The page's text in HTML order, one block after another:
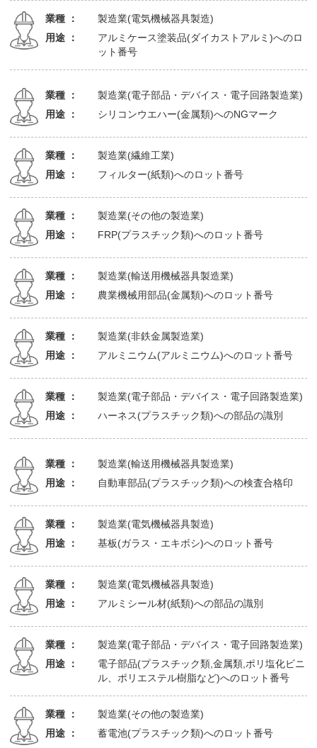
業種 ：
製造業(電気機械器具製造)
用途 ：
アルミケース塗装品(ダイカストアルミ)へのロ
ット番号
業種 ：
製造業(電子部品・デバイス・電子回路製造業)
用途 ：
シリコンウエハー(金属類)へのNGマーク
業種 ：
製造業(繊維工業)
用途 ：
フィルター(紙類)へのロット番号
業種 ：
製造業(その他の製造業)
用途 ：
FRP(プラスチック類)へのロット番号
業種 ：
製造業(輸送用機械器具製造業)
用途 ：
農業機械用部品(金属類)へのロット番号
業種 ：
製造業(非鉄金属製造業)
用途 ：
アルミニウム(アルミニウム)へのロット番号
業種 ：
製造業(電子部品・デバイス・電子回路製造業)
用途 ：
ハーネス(プラスチック類)への部品の識別
業種 ：
製造業(輸送用機械器具製造業)
用途 ：
自動車部品(プラスチック類)への検査合格印
業種 ：
製造業(電気機械器具製造)
用途 ：
基板(ガラス・エキボシ)へのロット番号
業種 ：
製造業(電気機械器具製造)
用途 ：
アルミシール材(紙類)への部品の識別
業種 ：
製造業(電子部品・デバイス・電子回路製造業)
用途 ：
電子部品(プラスチック類,金属類,ポリ塩化ビニ
ル、ポリエステル樹脂など)へのロット番号
業種 ：
製造業(その他の製造業)
用途 ：
蓄電池(プラスチック類)へのロット番号